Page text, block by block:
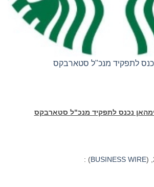
לתפקיד מנכ"ל סטארבקס
נכנס לתפקיד מנכ"ל סטארבקס
BUSINESS WIRE
) :